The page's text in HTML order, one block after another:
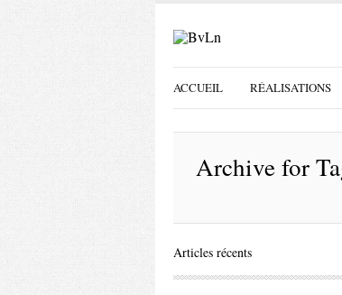
ACCUEIL RÉALISATIONS
Archive for
Articles récents